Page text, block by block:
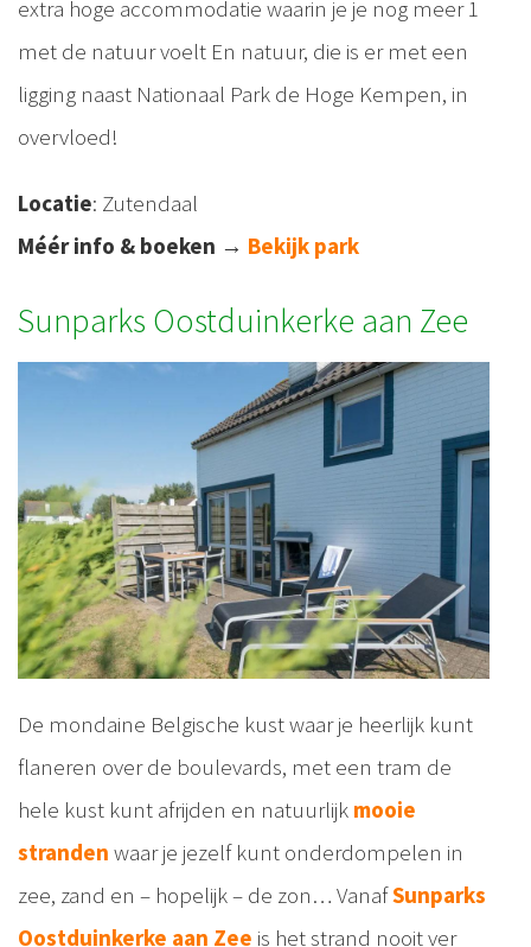
extra hoge accommodatie waarin je je nog meer 1
met de natuur voelt En natuur, die is er met een
ligging naast Nationaal Park de Hoge Kempen, in
overvloed!
Locatie: Zutendaal
Méér info & boeken → Bekijk park
Sunparks Oostduinkerke aan Zee
De mondaine Belgische kust waar je heerlijk kunt
flaneren over de boulevards, met een tram de
hele kust kunt afrijden en natuurlijk mooie
stranden waar je jezelf kunt onderdompelen in
zee, zand en – hopelijk – de zon… VanafSunparks
Oostduinkerke aan Zee is het strand nooit ver